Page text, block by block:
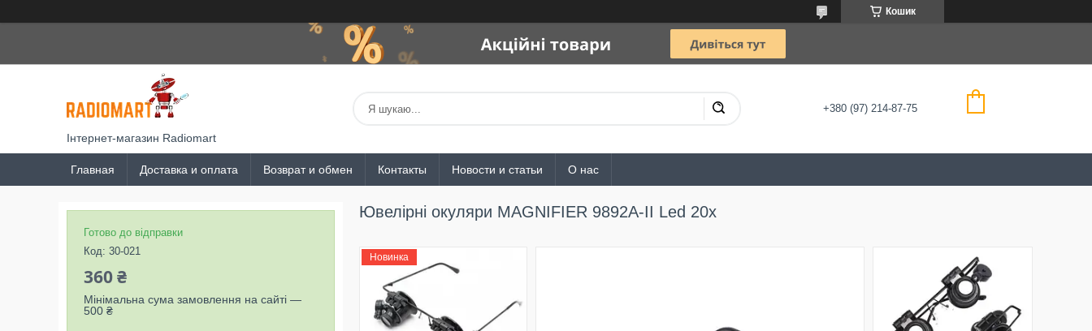
Кошик
Інтернет-магазин Radiomart
+380 (97) 214-87-75
Главная Доставка и оплата Возврат и обмен Контакты Новости и статьи О нас
Ювелірні окуляри MAGNIFIER 9892A-II Led 20x
Новинка
Готово до відправки
Код: 30-021
360 ₴
Мінімальна сума замовлення на сайті —
500 ₴